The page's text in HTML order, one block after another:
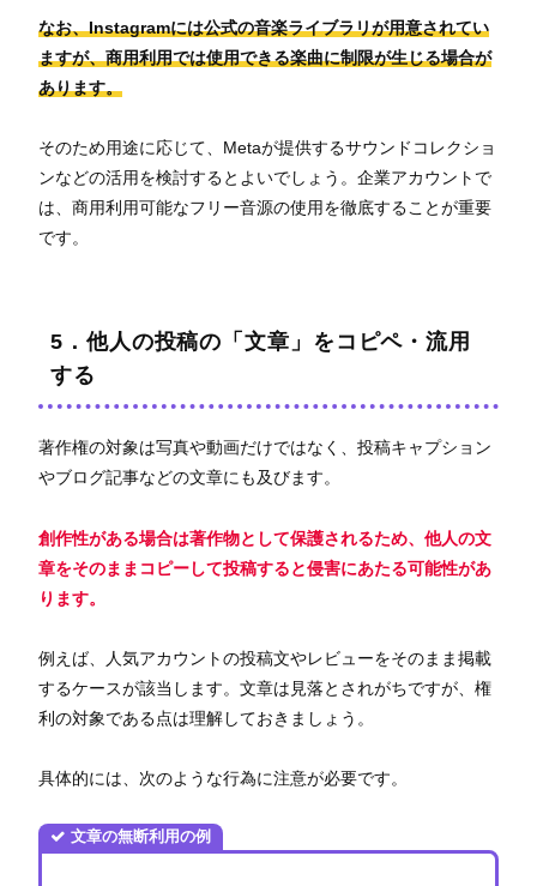
なお、Instagramには公式の音楽ライブラリが用意されてい
ますが、商用利用では使用できる楽曲に制限が生じる場合が
あります。
そのため用途に応じて、Metaが提供するサウンドコレクショ
ンなどの活用を検討するとよいでしょう。企業アカウントで
は、商用利用可能なフリー音源の使用を徹底することが重要
です。
5．他人の投稿の「文章」をコピペ・流用
する
著作権の対象は写真や動画だけではなく、投稿キャプション
やブログ記事などの文章にも及びます。
創作性がある場合は著作物として保護されるため、他人の文
章をそのままコピーして投稿すると侵害にあたる可能性があ
ります。
例えば、人気アカウントの投稿文やレビューをそのまま掲載
するケースが該当します。文章は見落とされがちですが、権
利の対象である点は理解しておきましょう。
具体的には、次のような行為に注意が必要です。
文章の無断利用の例